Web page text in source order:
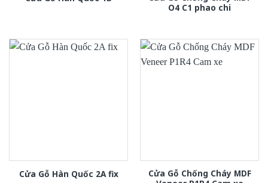
O4 C1 phao chi
Cửa Gỗ Hàn Quốc 2A fix
Cửa Gỗ Chống Cháy MDF